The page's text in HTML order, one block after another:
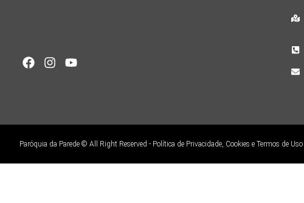
Paróquia da Parede © All Right Reserved - Política de Privacidade, Cookies e Termos de Uso